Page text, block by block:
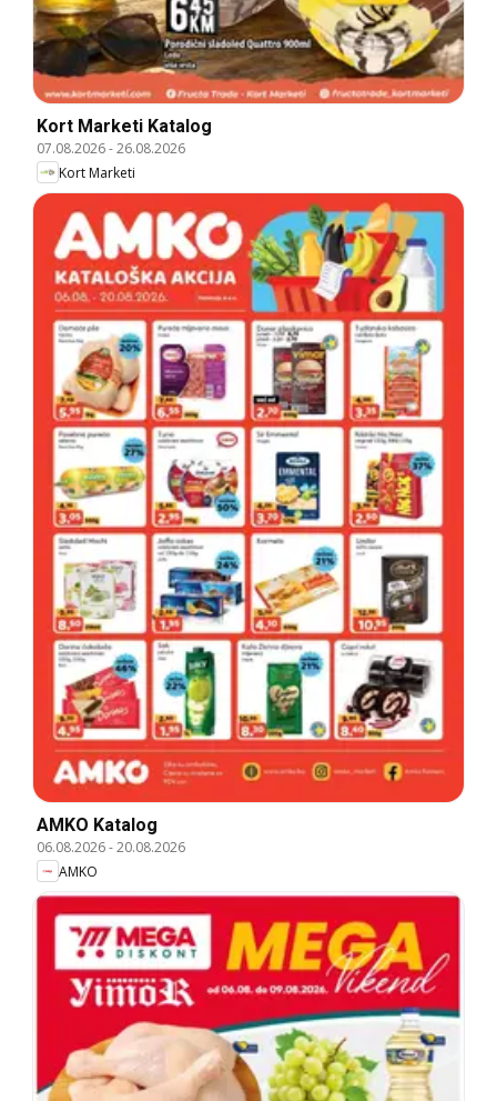
Kort Marketi Katalog
07.08.2026-26.08.2026
Kort Marketi
AMKO Katalog
06.08.2026-20.08.2026
AMKO